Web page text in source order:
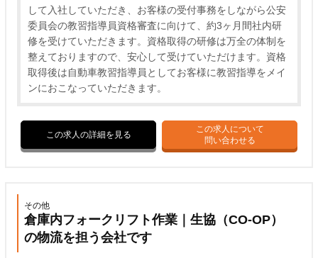
して入社していただき、お客様の受付事務をしながら公安
委員会の教習指導員資格審査に向けて、約3ヶ月間社内研
修を受けていただきます。資格取得の研修は万全の体制を
整えておりますので、安心して受けていただけます。資格
取得後は自動車教習指導員としてお客様に教習指導をメイ
ンにおこなっていただきます。
この求人の詳細を見る
この求人について
問い合わせる
その他
倉庫内フォークリフト作業｜生協（CO-OP）
の物流を担う会社です